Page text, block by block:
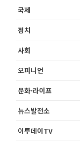
국제
정치
사회
오피니언
문화·라이프
뉴스발전소
이투데이TV